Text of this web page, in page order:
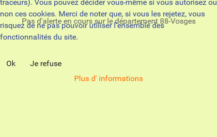
Pas d'alerte en cours sur le département 88-Vosges
traceurs). Vous pouvez décider vous-même si vous autorisez ou
non ces cookies. Merci de noter que, si vous les rejetez, vous
risquez de ne pas pouvoir utiliser l’ensemble des
fonctionnalités du site.
Ok
Je refuse
Plus d' informations